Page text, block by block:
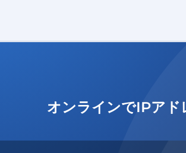
オンラインでIPアド